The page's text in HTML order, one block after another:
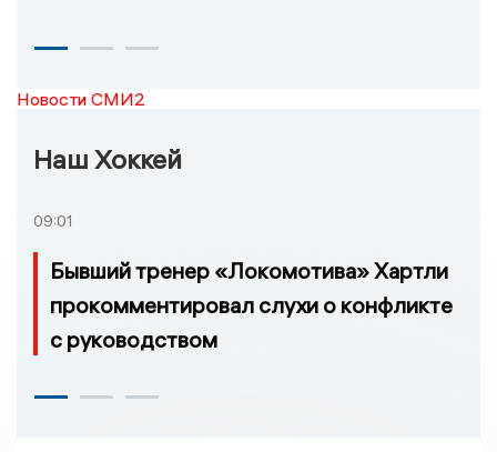
Новости СМИ2
Наш Хоккей
09:01
Бывший тренер «Локомотива» Хартли
прокомментировал слухи о конфликте
с руководством